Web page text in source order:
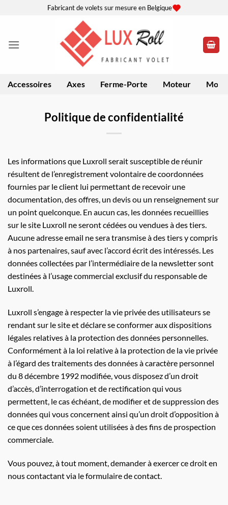
Fabricant de volets sur mesure en Belgique
Accessoires Axes Ferme-Porte Moteur
Politique de confidentialité
Les informations que Luxroll serait susceptible de réunir
résultent de l’enregistrement volontaire de coordonnées
fournies par le client lui permettant de recevoir une
documentation, des offres, un devis ou un renseignement sur
un point quelconque. En aucun cas, les données recueillies
sur le site Luxroll ne seront cédées ou vendues à des tiers.
Aucune adresse email ne sera transmise à des tiers y compris
à nos partenaires, sauf avec l’accord écrit des intéressés. Les
données collectées par l’intermédiaire de la newsletter sont
destinées à l’usage commercial exclusif du responsable de
Luxroll.
Luxroll s’engage à respecter la vie privée des utilisateurs se
rendant sur le site et déclare se conformer aux dispositions
légales relatives à la protection des données personnelles.
Conformément à la loi relative à la protection de la vie privée
à l’égard des traitements des données à caractère personnel
du 8 décembre 1992 modifiée, vous disposez d’un droit
d’accès, d’interrogation et de rectification qui vous
permettent, le cas échéant, de modifier et de suppression des
données qui vous concernent ainsi qu’un droit d’opposition à
ce que ces données soient utilisées à des fins de prospection
commerciale.
Vous pouvez, à tout moment, demander à exercer ce droit en
nous contactant via le formulaire decontact